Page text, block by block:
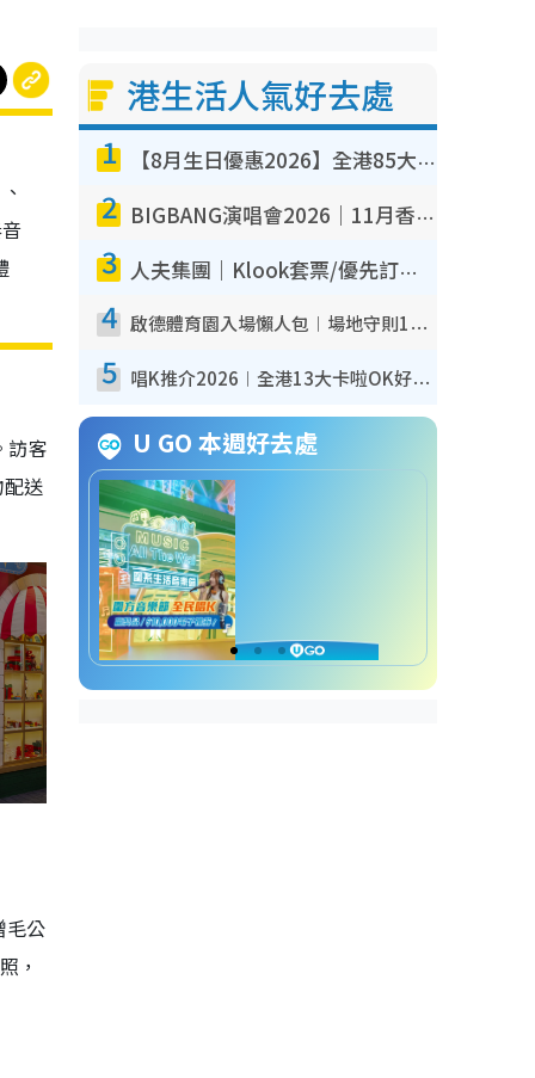
訪客
送
毛公
，
港生活人氣好去處
1 【8月生日優惠2026】全港85大食買玩著數攻略 自助餐/火鍋放題同行免費＋誠品/DONKI送現金券
2 BIGBANG演唱會2026｜11月香港啟德開3場！實名制VIP申請、優先購票攻略
3 人夫集團｜Klook套票/優先訂票/公開發售搶飛攻略！附票價.購票連結.場地座位表
4 啟德體育園入場懶人包︱場地守則12違禁品不可進場准帶細水樽但全場禁樽蓋！應援牌有限制！
5 唱K推介2026︱全港13大卡啦OK好去處！最平$36起 日文K都有！(附地址+收費詳情)
U GO 本週好去處